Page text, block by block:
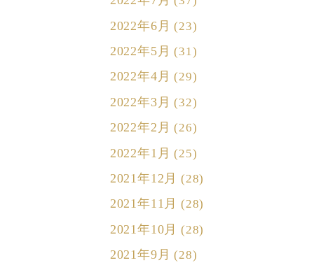
2022年6月 (23)
2022年5月 (31)
2022年4月 (29)
2022年3月 (32)
2022年2月 (26)
2022年1月 (25)
2021年12月 (28)
2021年11月 (28)
2021年10月 (28)
2021年9月 (28)